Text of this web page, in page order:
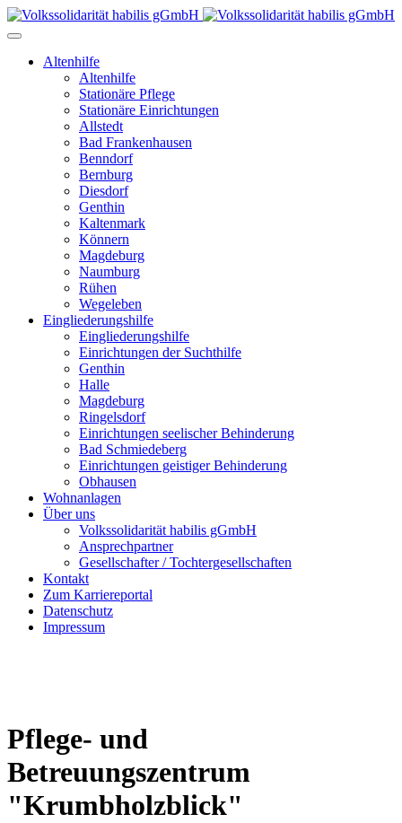
Altenhilfe
Altenhilfe
Stationäre Pflege
Stationäre Einrichtungen
Allstedt
Bad Frankenhausen
Benndorf
Bernburg
Diesdorf
Genthin
Kaltenmark
Könnern
Magdeburg
Naumburg
Rühen
Wegeleben
Eingliederungshilfe
Eingliederungshilfe
Einrichtungen der Suchthilfe
Genthin
Halle
Magdeburg
Ringelsdorf
Einrichtungen seelischer Behinderung
Bad Schmiedeberg
Einrichtungen geistiger Behinderung
Obhausen
Wohnanlagen
Über uns
Volkssolidarität habilis gGmbH
Ansprechpartner
Gesellschafter / Tochtergesellschaften
Kontakt
Zum Karriereportal
Datenschutz
Impressum
Pflege- und
Betreuungszentrum
"Krumbholzblick"